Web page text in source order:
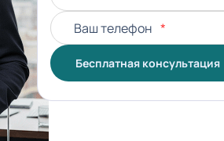
Ваш телефон *
Бесплатная консультация